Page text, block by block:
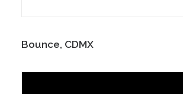
Bounce, CDMX